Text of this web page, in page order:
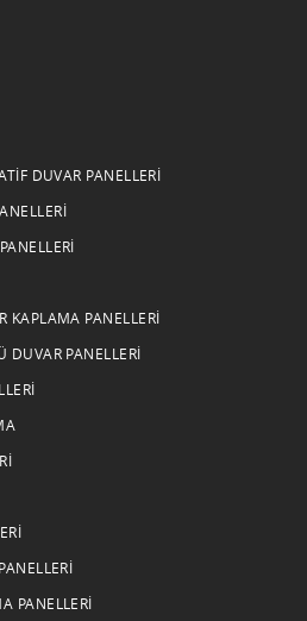
DUVAR PANELLERI
KAPLAMA PANELLERI
DUVAR PANELLERI
PANELLERI